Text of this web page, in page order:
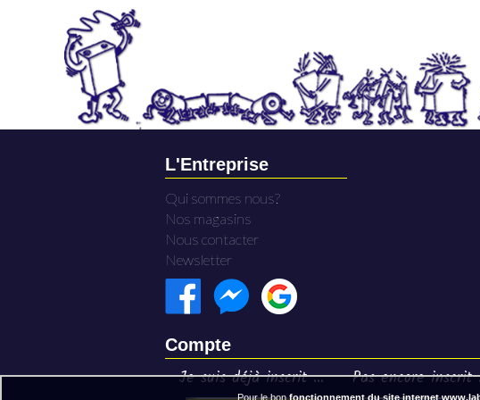
L'Entreprise
Qui sommes nous?
Nos magasins
Nous contacter
Newsletter
Compte
Je suis déjà inscrit ... Pas encore inscrit
Pour le bonfonctionnement du site internet